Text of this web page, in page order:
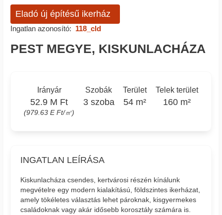
Eladó új építésű ikerház
Ingatlan azonosító: 118_cld
PEST MEGYE, KISKUNLACHÁZA
Irányár
52.9 M Ft
(979.63 E Ft/㎡)
Szobák
3 szoba
Terület
54 m²
Telek terület
160 m²
INGATLAN LEÍRÁSA
Kiskunlacháza csendes, kertvárosi részén kínálunk
megvételre egy modern kialakítású, földszintes ikerházat,
amely tökéletes választás lehet pároknak, kisgyermekes
családoknak vagy akár idősebb korosztály számára is.